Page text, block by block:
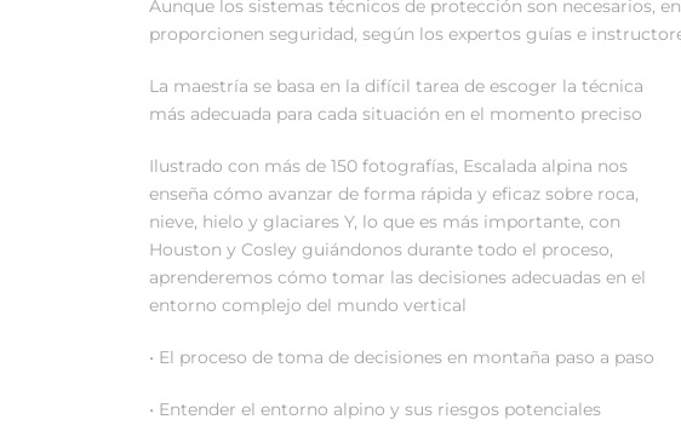
Aunque los sistemas técnicos de protección son necesarios,
proporcionen seguridad, según los expertos guías e
La maestría se basa en la difícil tarea de escoger la técnica
más adecuada para cada situación en el momento preciso
Ilustrado con más de 150 fotografías, Escalada alpina nos
enseña cómo avanzar de forma rápida y eficaz sobre roca,
nieve, hielo y glaciares Y, lo que es más importante, con
Houston y Cosley guiándonos durante todo el proceso,
aprenderemos cómo tomar las decisiones adecuadas en el
entorno complejo del mundo vertical
• El proceso de toma de decisiones en montaña paso a paso
• Entender el entorno alpino y sus riesgos potenciales